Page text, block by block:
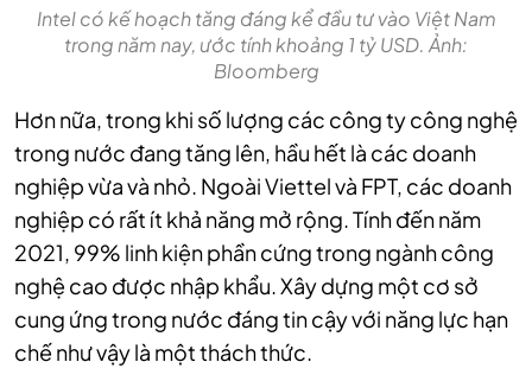
Intel có kế hoạch tăng đáng kể đầu tư vào Việt Nam
trong năm nay, ước tính khoảng 1 tỷ USD. Ảnh:
Bloomberg
Hơn nữa, trong khi số lượng các công ty công nghệ
trong nước đang tăng lên, hầu hết là các doanh
nghiệp vừa và nhỏ. Ngoài Viettel và FPT, các doanh
nghiệp có rất ít khả năng mở rộng. Tính đến năm
2021, 99% linh kiện phần cứng trong ngành công
nghệ cao được nhập khẩu. Xây dựng một cơ sở
cung ứng trong nước đáng tin cậy với năng lực hạn
chế như vậy là một thách thức.